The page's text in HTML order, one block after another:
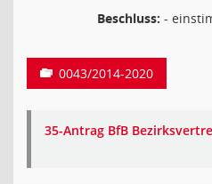
Beschluss: -
0043/2014-2020
35-Antrag BfB